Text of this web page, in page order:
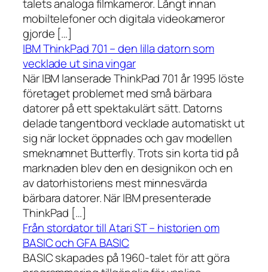
talets analoga filmkameror. Långt innan
mobiltelefoner och digitala videokameror
gjorde […]
IBM ThinkPad 701 – den lilla datorn som
vecklade ut sina vingar
När IBM lanserade ThinkPad 701 år 1995 löste
företaget problemet med små bärbara
datorer på ett spektakulärt sätt. Datorns
delade tangentbord vecklade automatiskt ut
sig när locket öppnades och gav modellen
smeknamnet Butterfly. Trots sin korta tid på
marknaden blev den en designikon och en
av datorhistoriens mest minnesvärda
bärbara datorer. När IBM presenterade
ThinkPad […]
Från stordator till Atari ST – historien om
BASIC och GFA BASIC
BASIC skapades på 1960-talet för att göra